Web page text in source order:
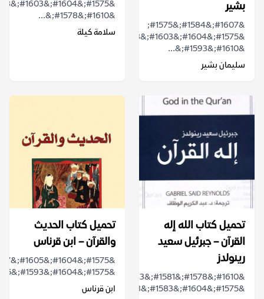
بشير
&#1607;&#1584;&#1575;
&#1610;&#1593;&...
سليمان بشير
&#1610;&#1578;&...
سلامة كيلة
تحميل كتاب الله إله
القرآن – جبرئيل سعيد
رينولدز
&#1610;&#1578;&#1581;&#1583;&#1579;
&#1575;&#1604;&#1583;&#1603;&#1578;&#1608;&#...
تحميل كتاب الحديث
والقرآن – ابن قرناس
&#1575;&#1604;&#1593;&#1575;&#1583;&#...
ابن قرناس